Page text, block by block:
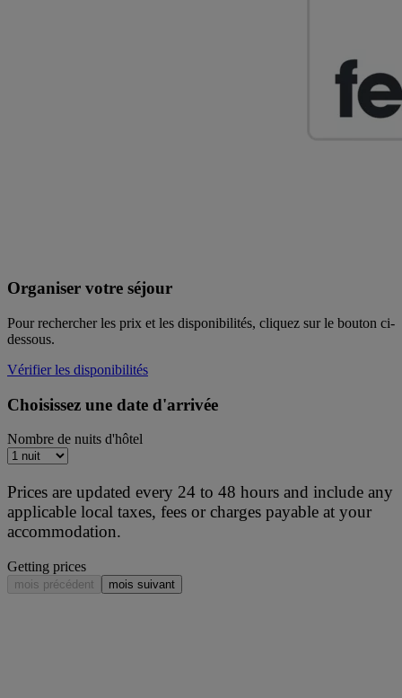
Organiser votre séjour
Pour rechercher les prix et les disponibilités, cliquez sur le bouton ci-
dessous.
Vérifier les disponibilités
Choisissez une date d'arrivée
Nombre de nuits d'hôtel
Prices are updated every 24 to 48 hours and include any
applicable local taxes, fees or charges payable at your
accommodation.
Getting prices
mois précédent mois suivant